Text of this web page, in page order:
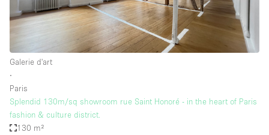
Galerie d'art
∙
Paris
Splendid 130m/sq showroom rue Saint Honoré - in the heart of Paris
fashion & culture district.
130 m²